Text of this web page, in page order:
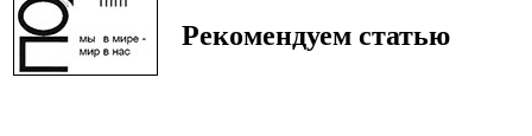
Рекомендуем статью